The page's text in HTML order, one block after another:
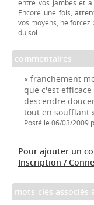
entre vos jambes et
Encore une fois,
vos moyens, ne forcez
du sol.
commentaires
« franchement
que c'est
descendre
tout en soufflant
Posté le 06/03/2009
Pour ajouter un
Inscription /
mots-clés associés